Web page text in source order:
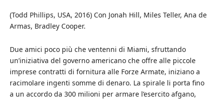
(Todd Phillips, USA, 2016) Con Jonah Hill, Miles Teller, Ana de
Armas, Bradley Cooper.
Due amici poco più che ventenni di Miami, sfruttando
un’iniziativa del governo americano che offre alle piccole
imprese contratti di fornitura alle Forze Armate, iniziano a
racimolare ingenti somme di denaro. La spirale li porta fino
a un accordo da 300 milioni per armare l’esercito afgano,